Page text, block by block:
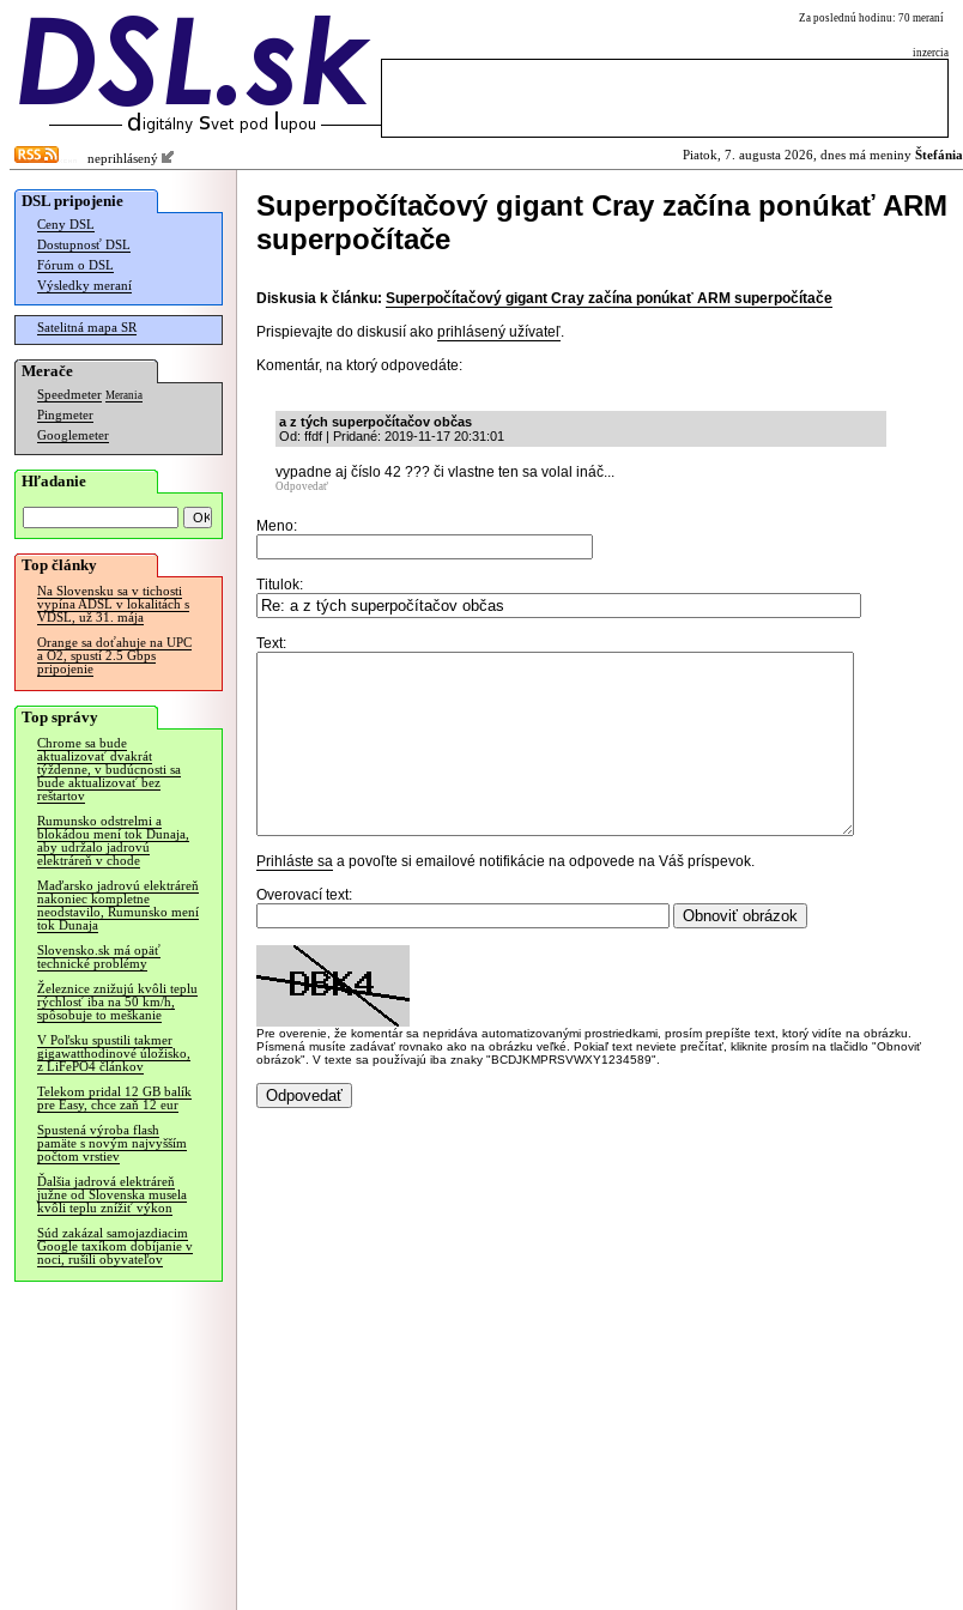
Za poslednú hodinu: 70 meraní
inzercia
neprihlásený Piatok, 7. augusta 2026, dnes má meniny Štefánia
DSL pripojenie
Ceny DSL
Dostupnosť DSL
Fórum o DSL
Výsledky meraní
Satelitná mapa SR
Merače
Speedmeter Merania
Pingmeter
Googlemeter
Hľadanie
Top články
Na Slovensku sa v tichosti
vypína ADSL v lokalitách s
VDSL, už 31. mája
Orange sa doťahuje na UPC
a O2, spustí 2.5 Gbps
pripojenie
Top správy
Chrome sa bude
aktualizovať dvakrát
týždenne, v budúcnosti sa
bude aktualizovať bez
reštartov
Rumunsko odstrelmi a
blokádou mení tok Dunaja,
aby udržalo jadrovú
elektráreň v chode
Maďarsko jadrovú elektráreň
nakoniec kompletne
neodstavilo, Rumunsko mení
tok Dunaja
Slovensko.sk má opäť
technické problémy
Železnice znižujú kvôli teplu
rýchlosť iba na 50 km/h,
spôsobuje to meškanie
V Poľsku spustili takmer
gigawatthodinové úložisko,
z LiFePO4 článkov
Telekom pridal 12 GB balík
pre Easy, chce zaň 12 eur
Spustená výroba flash
pamäte s novým najvyšším
počtom vrstiev
Ďalšia jadrová elektráreň
južne od Slovenska musela
kvôli teplu znížiť výkon
Súd zakázal samojazdiacim
Google taxíkom dobíjanie v
noci, rušili obyvateľov
Superpočítačový gigant Cray začína ponúkať ARM
superpočítače
Diskusia k článku: Superpočítačový gigant Cray začína ponúkať ARM superpočítače
Prispievajte do diskusií ako prihlásený užívateľ.
Komentár, na ktorý odpovedáte:
a z tých superpočítačov občas
Od: ffdf | Pridané: 2019-11-17 20:31:01
vypadne aj číslo 42 ??? či vlastne ten sa volal ináč...
Odpovedať
Meno:
Titulok:
Text:
Prihláste sa a povoľte si emailové notifikácie na odpovede na Váš príspevok.
Overovací text:
Pre overenie, že komentár sa nepridáva automatizovanými prostriedkami, prosím prepíšte text, ktorý vidíte na obrázku.
Písmená musíte zadávať rovnako ako na obrázku veľké. Pokiaľ text neviete prečítať, kliknite prosím na tlačidlo "Obnoviť
obrázok". V texte sa používajú iba znaky "BCDJKMPRSVWXY1234589".